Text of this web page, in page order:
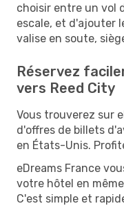
choisir entre un vol
escale, et d'ajouter
valise en soute,
Réservez
vers Reed City
Vous trouverez sur
d'offres de billets
en États-Unis.
eDreams France
votre hôtel en
C'est simple et